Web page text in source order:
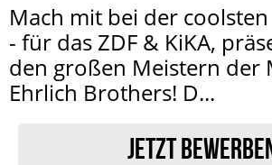
Mach mit bei der
- für das ZDF & KiKA,
den großen Meistern der
Ehrlich Brothers! D...
JETZT